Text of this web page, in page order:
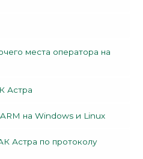
места оператора на
Астра
на Windows и Linux
Астра по протоколу